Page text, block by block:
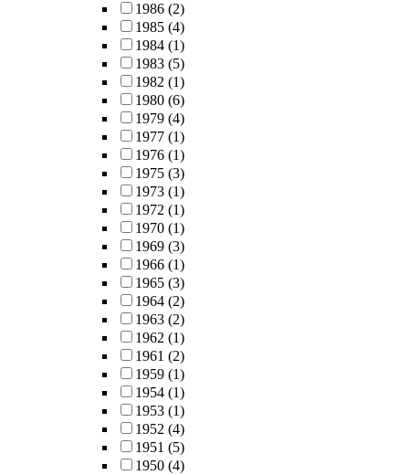
1986 (2)
1985 (4)
1984 (1)
1983 (5)
1982 (1)
1980 (6)
1979 (4)
1977 (1)
1976 (1)
1975 (3)
1973 (1)
1972 (1)
1970 (1)
1969 (3)
1966 (1)
1965 (3)
1964 (2)
1963 (2)
1962 (1)
1961 (2)
1959 (1)
1954 (1)
1953 (1)
1952 (4)
1951 (5)
1950 (4)